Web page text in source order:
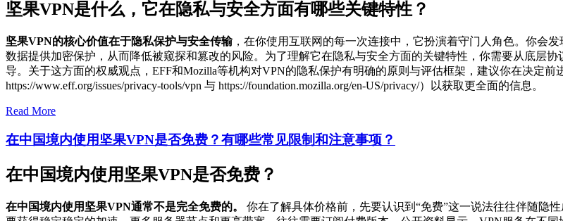
坚果VPN是什么，它在隐私与安全方面有哪些关键特性？
坚果VPN的核心价值在于隐私保护与安全传输，在你使用互联网的每一次连接中，它扮演着守门人角色。你会
数据提供加密保护，从而降低被窥探和篡改的风险。为了理解它在隐私与安全方面的关键特性，你需要从底层
导。关于这方面的权威观点，EFF和Mozilla等机构对VPN的隐私保护有明确的原则与评估框架，建议你在决定
https://www.eff.org/issues/privacy-tools/vpn 与 https://foundation.mozilla.org/en-US/privacy/）以获取更全面的信息。
Read More
在中国境内使用坚果VPN是否免费？有哪些常见限制和注意事项？
在中国境内使用坚果VPN是否免费？
在中国境内使用坚果VPN通常不是完全免费的。
你在了解具体价格前，先要认识到“免费”这一说法往往伴随隐